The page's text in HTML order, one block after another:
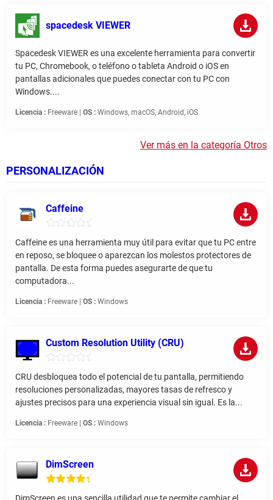
spacedesk VIEWER
Spacedesk VIEWER es una excelente herramienta para convertir
tu PC, Chromebook, o teléfono o tableta Android o iOS en
pantallas adicionales que puedes conectar con tu PC con
Windows....
Licencia : Freeware | OS : Windows, macOS, Android, iOS
Ver más en la categoría Otros
PERSONALIZACIÓN
Caffeine
Caffeine es una herramienta muy útil para evitar que tu PC entre
en reposo, se bloquee o aparezcan los molestos protectores de
pantalla. De esta forma puedes asegurarte de que tu
computadora...
Licencia : Freeware | OS : Windows
Custom Resolution Utility (CRU)
CRU desbloquea todo el potencial de tu pantalla, permitiendo
resoluciones personalizadas, mayores tasas de refresco y
ajustes precisos para una experiencia visual sin igual. Es la...
Licencia : Freeware | OS : Windows
DimScreen
DimScreen es una sencilla utilidad que te permite cambiar el